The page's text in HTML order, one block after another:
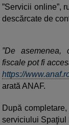
”Servicii online”,
descărcate de
”De asemenea,
fiscale pot fi
https://
arată ANAF.
După
serviciului Spaţiul